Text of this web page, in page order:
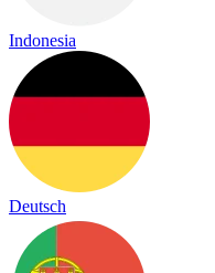
Indonesia
Deutsch